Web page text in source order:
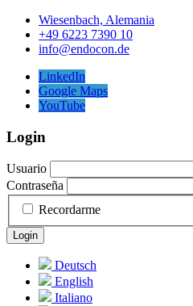
Wiesenbach, Alemania
+49 6223 7390 10
info@endocon.de
LinkedIn
Google Maps
YouTube
Login
Usuario
Contraseña
Recordarme
Login
Deutsch
English
Italiano